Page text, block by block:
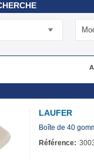
LAUFER
Boîte de 40
Référence: